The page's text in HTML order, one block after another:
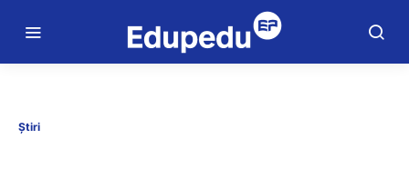
Știri